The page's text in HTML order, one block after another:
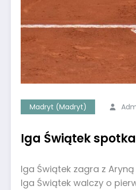
Madryt (Madryt)
Iga Świątek
Iga Świątek zagra z
Iga Świątek walczy o